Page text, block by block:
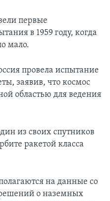
первые
в 1959 году, когда
мало.
провела испытание
заявив, что космос
областью для ведения
из своих спутников
ракетой класса
на данные со
о наземных